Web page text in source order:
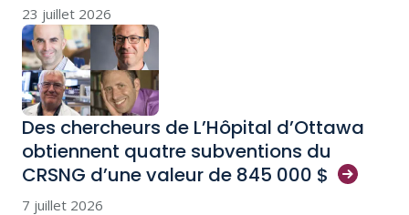
23 juillet 2026
Des chercheurs de L’Hôpital d’Ottawa
obtiennent quatre subventions du
CRSNG d’une valeur de 845 000 $
7 juillet 2026